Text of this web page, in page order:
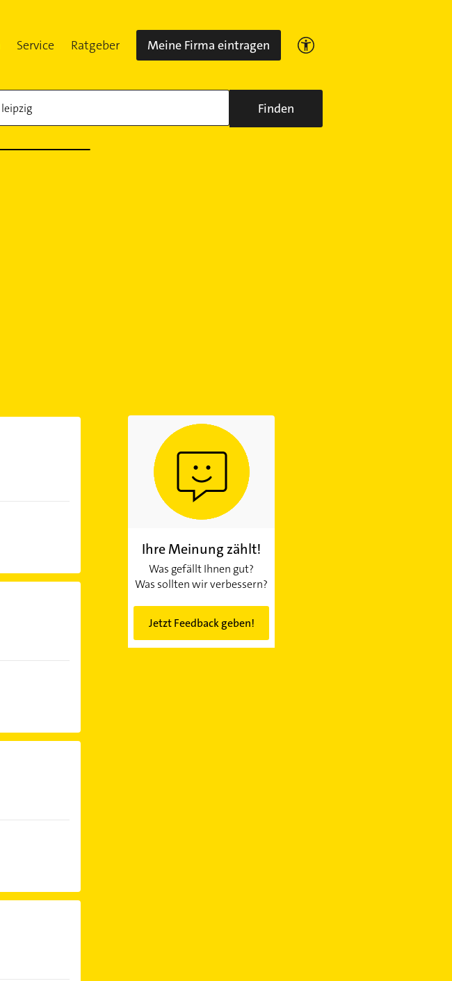
Service Ratgeber Meine Firma eintragen
Finden
Ihre Meinung zählt!
Was gefällt Ihnen gut?
Was sollten wir verbessern?
Jetzt Feedback geben!